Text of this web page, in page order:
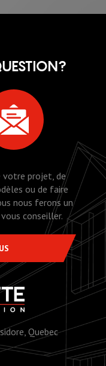
votre projet, de
ou de faire
nous ferons un
conseiller.
Quebec